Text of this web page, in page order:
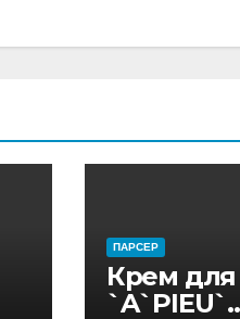
ПАРСЕР
Крем
`A`PIEU`